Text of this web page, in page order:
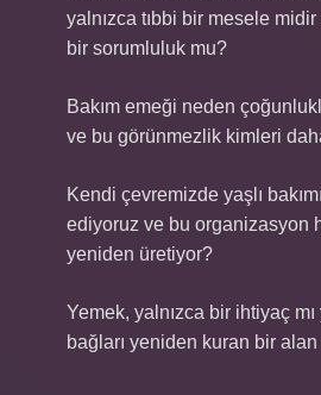
yalnızca tıbbi bir mesele
bir sorumluluk mu?
Bakım emeği neden
ve bu görünmezlik kimleri
Kendi çevremizde yaşlı
ediyoruz ve bu organizasyon
yeniden üretiyor?
Yemek, yalnızca bir ihtiyaç
bağları yeniden kuran bir alan